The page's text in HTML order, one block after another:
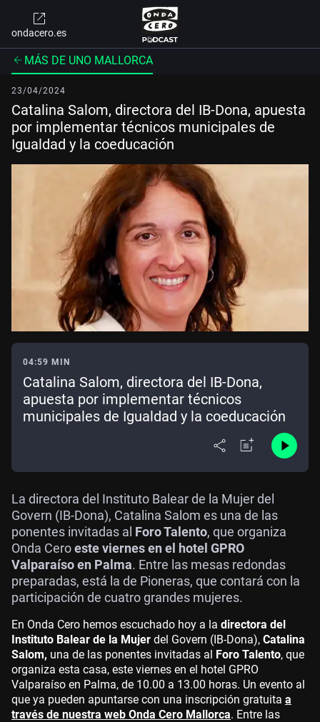
ondacero.es
MÁS DE UNO MALLORCA
23/04/2024
Catalina Salom, directora del IB-Dona, apuesta
por implementar técnicos municipales de
Igualdad y la coeducación
04:59 MIN
Catalina Salom, directora del IB-Dona,
apuesta por implementar técnicos
municipales de Igualdad y la coeducación
La directora del Instituto Balear de la Mujer del
Govern (IB-Dona), Catalina Salom es una de las
ponentes invitadas al Foro Talento, que organiza
Onda Ceroeste viernes en el hotel GPRO
Valparaíso en Palma. Entre las mesas redondas
preparadas, está la de Pioneras, que contará con la
participación de cuatro grandes mujeres.
En Onda Cero hemos escuchado hoy a la directora del
Instituto Balear de la Mujer del Govern (IB-Dona), Catalina
Salom, una de las ponentes invitadas al Foro Talento, que
organiza esta casa, este viernes en el hotel GPRO
Valparaíso en Palma, de 10.00 a 13.00 horas. Un evento al
que ya pueden apuntarse con una inscripción gratuita a
través de nuestra web Onda Cero Mallorca. Entre las